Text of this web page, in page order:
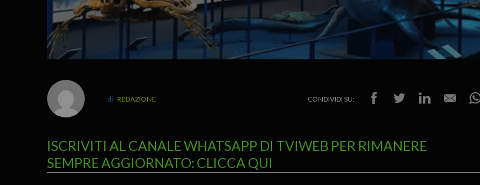
REDAZIONE CONDIVIDI SU:
ISCRIVITI AL CANALE WHATSAPP DI TVIWEB PER RIMANERE
SEMPRE AGGIORNATO: CLICCA QUI